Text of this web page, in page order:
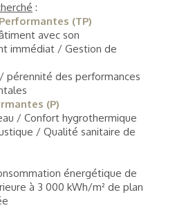
:
(TP)
avec son
immédiat / Gestion de
pérennité des performances
(P)
/ Confort hygrothermique
/ Qualité sanitaire de
énergétique de
à 3 000 kWh/m² de plan